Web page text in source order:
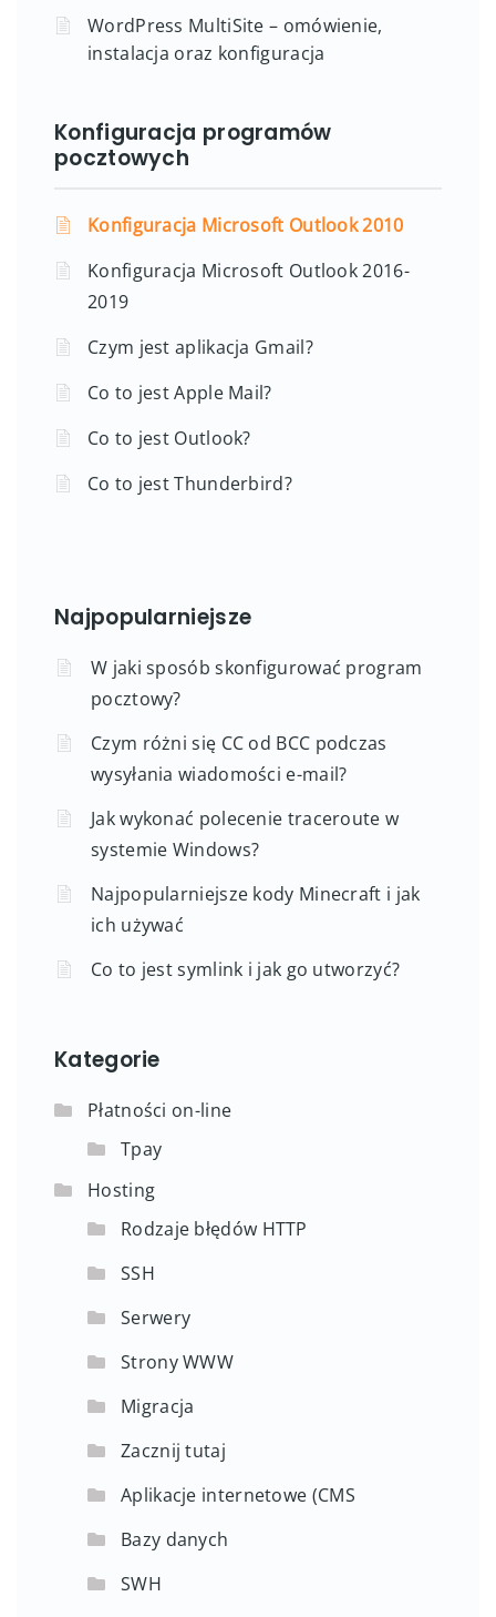
WordPress MultiSite – omówienie,
instalacja oraz konfiguracja
Konfiguracja programów
pocztowych
Konfiguracja Microsoft Outlook 2010
Konfiguracja Microsoft Outlook 2016-
2019
Czym jest aplikacja Gmail?
Co to jest Apple Mail?
Co to jest Outlook?
Co to jest Thunderbird?
Najpopularniejsze
W jaki sposób skonfigurować program
pocztowy?
Czym różni się CC od BCC podczas
wysyłania wiadomości e-mail?
Jak wykonać polecenie traceroute w
systemie Windows?
Najpopularniejsze kody Minecraft i jak
ich używać
Co to jest symlink i jak go utworzyć?
Kategorie
Płatności on-line
Tpay
Hosting
Rodzaje błędów HTTP
SSH
Serwery
Strony WWW
Migracja
Zacznij tutaj
Aplikacje internetowe (CMS
Bazy danych
SWH